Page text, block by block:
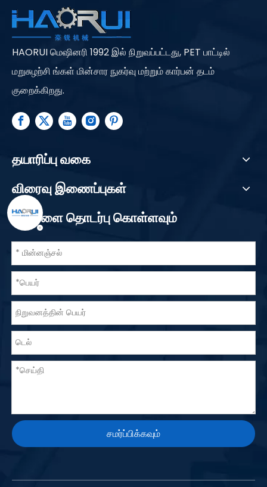
HAORUI மெஷினரி 1992 இல் நிறுவப்பட்டது, PET பாட்டில்
மறுசுழற்சி ங்கள் மின்சார நுகர்வு மற்றும் கார்பன் தடம்
குறைக்கிறது.
தயாரிப்பு வகை
விரைவு இணைப்புகள்
எங்களை தொடர்பு கொள்ளவும்
சமர்ப்பிக்கவும்